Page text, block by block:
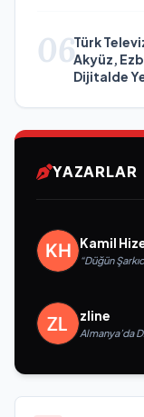
06Türk
Akyüz,
Dijitalde
YAZARLAR
Kamil
“Düğün
zline
Almanya’da